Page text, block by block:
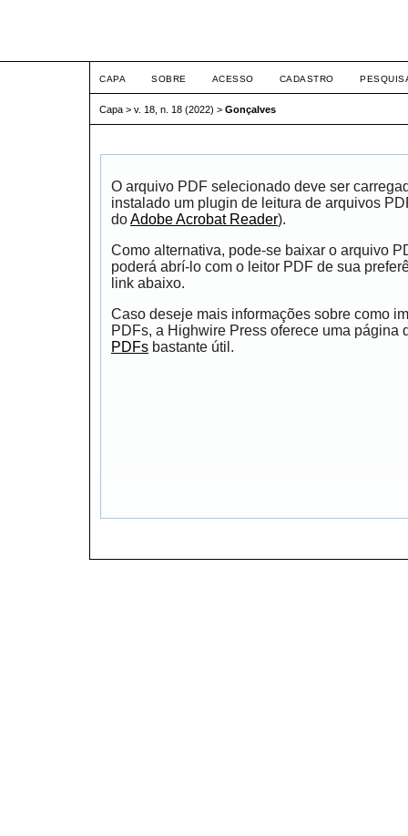
CAPA SOBRE ACESSO CADASTRO
Capa > v. 18, n. 18 (2022) > Gonçalves
O arquivo PDF selecionado deve ser
instalado um plugin de leitura de arquivos
doAdobe Acrobat Reader).
Como alternativa, pode-se baixar o arquivo
poderá abrí-lo com o leitor PDF de sua
link abaixo.
Caso deseje mais informações sobre como
PDFs, a Highwire Press oferece uma página
PDFs bastante útil.